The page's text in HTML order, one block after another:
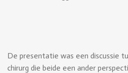
De presentatie was een discussie
chirurg die beide een ander